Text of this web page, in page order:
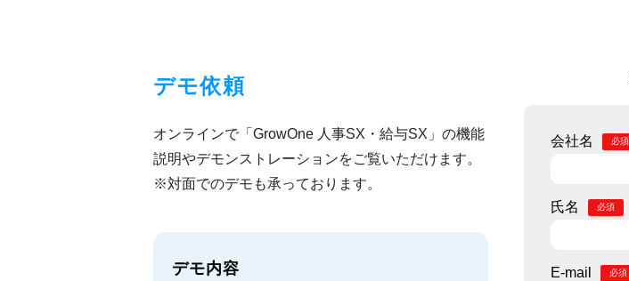
デモ依頼
オンラインで「GrowOne 人事SX・給与SX」の機能
説明やデモンストレーションをご覧いただけます。
※対面でのデモも承っております。
デモ内容
会社名
氏名
E-mail